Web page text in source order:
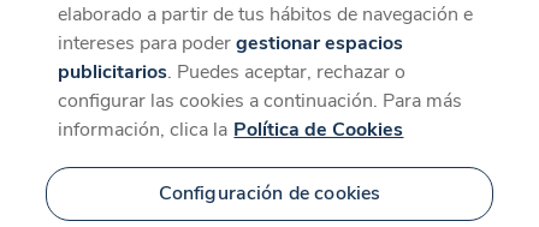
elaborado a partir de tus hábitos de navegación e
intereses para podergestionar espacios
publicitarios. Puedes aceptar, rechazar o
configurar las cookies a continuación. Para más
información, clica la Política de Cookies
Configuración de cookies